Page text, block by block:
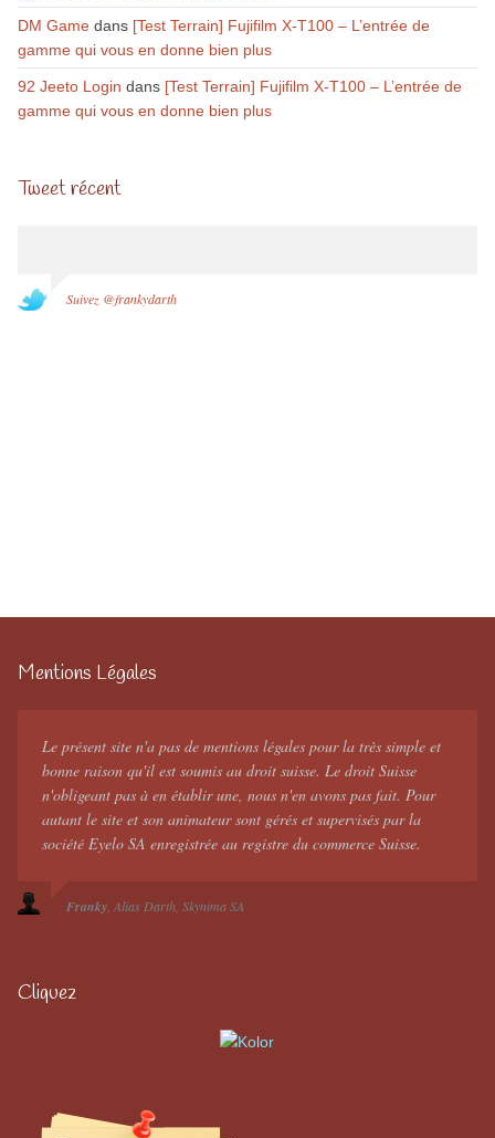
DM Gamedans [Test Terrain] Fujifilm X-T100 – L’entrée de
gamme qui vous en donne bien plus
92 Jeeto Login dans [Test Terrain] Fujifilm X-T100 – L’entrée de
gamme qui vous en donne bien plus
Tweet récent
Suivez @frankydarth
Mentions Légales
Le présent site n'a pas de mentions légales pour la très simple et
bonne raison qu'il est soumis au droit suisse. Le droit Suisse
n'obligeant pas à en établir une, nous n'en avons pas fait. Pour
autant le site et son animateur sont gérés et supervisés par la
société Eyelo SA enregistrée au registre du commerce Suisse.
Franky Alias Darth Skynima SA
Cliquez